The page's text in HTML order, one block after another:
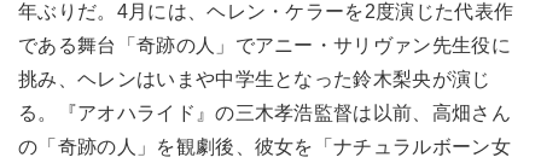
年ぶりだ。4月には、ヘレン・ケラーを2度演じた代表作
である舞台「奇跡の人」でアニー・サリヴァン先生役に
挑み、ヘレンはいまや中学生となった鈴木梨央が演じ
る。『アオハライド』の三木孝浩監督は以前、高畑さん
の「奇跡の人」を観劇後、彼女を「ナチュラルボーン女